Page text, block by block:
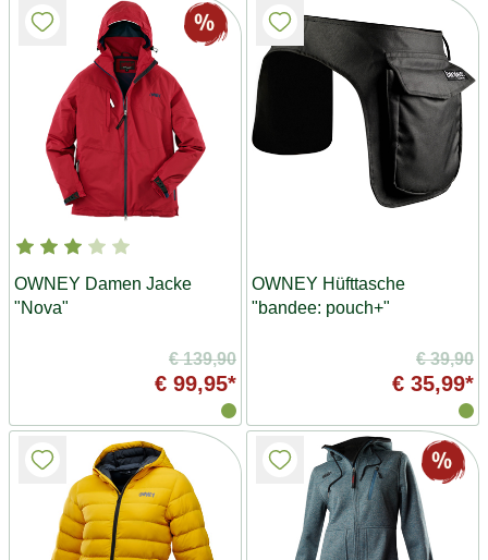
OWNEY Damen Jacke
"Nova"
€ 139,90
€ 99,95*
OWNEY Hüfttasche
"bandee: pouch+"
€ 39,90
€ 35,99*